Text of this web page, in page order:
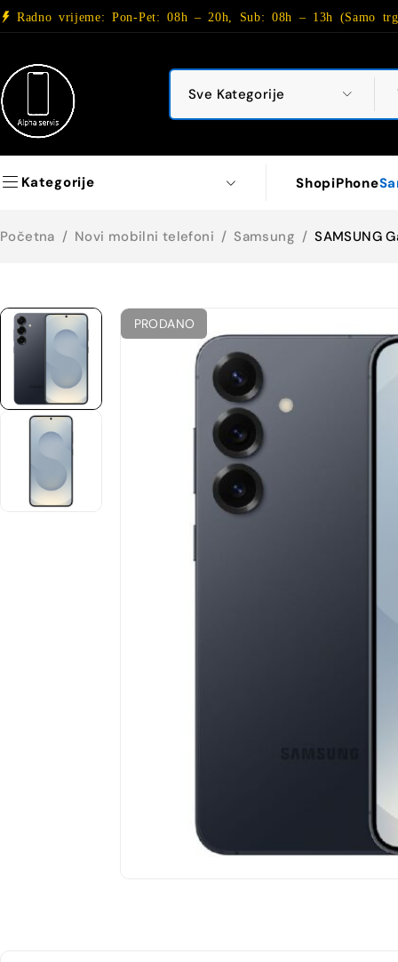
Radno vrijeme: Pon-Pet: 08h – 20h, Sub: 08h – 13h (Samo
Kategorije ShopiPhone
Početna / Novi mobilni telefoni / Samsung / SAMSUNG
PRODANO